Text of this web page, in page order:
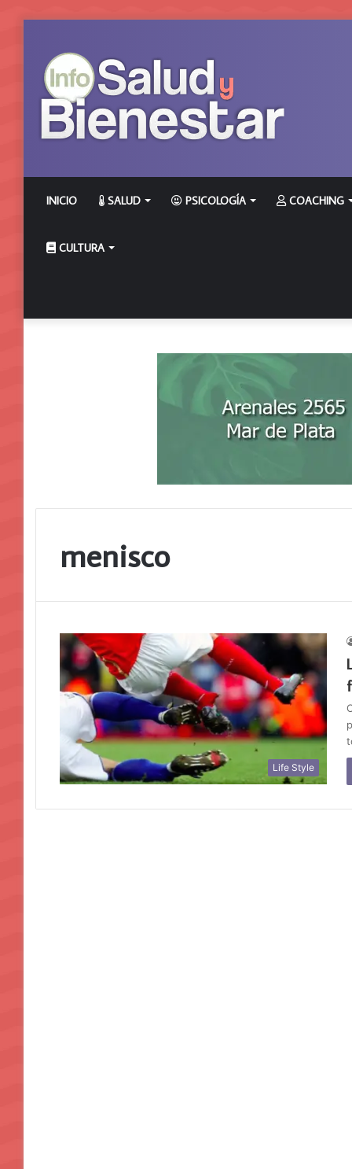
INICIO SALUD PSICOLOGÍA COACHING
CULTURA
menisco
Life Style